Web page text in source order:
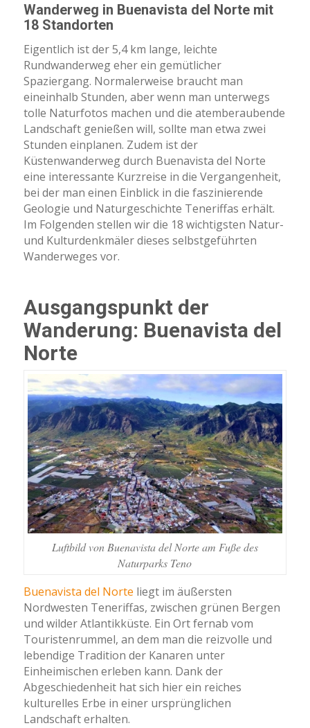
Wanderweg in Buenavista del Norte mit
18 Standorten
Eigentlich ist der 5,4 km lange, leichte
Rundwanderweg eher ein gemütlicher
Spaziergang. Normalerweise braucht man
eineinhalb Stunden, aber wenn man unterwegs
tolle Naturfotos machen und die atemberaubende
Landschaft genießen will, sollte man etwa zwei
Stunden einplanen. Zudem ist der
Küstenwanderweg durch Buenavista del Norte
eine interessante Kurzreise in die Vergangenheit,
bei der man einen Einblick in die faszinierende
Geologie und Naturgeschichte Teneriffas erhält.
Im Folgenden stellen wir die 18 wichtigsten Natur-
und Kulturdenkmäler dieses selbstgeführten
Wanderweges vor.
Ausgangspunkt der
Wanderung: Buenavista del
Norte
Luftbild von Buenavista del Norte am Fuße des
Naturparks Teno
Buenavista del Norte liegt im äußersten
Nordwesten Teneriffas, zwischen grünen Bergen
und wilder Atlantikküste. Ein Ort fernab vom
Touristenrummel, an dem man die reizvolle und
lebendige Tradition der Kanaren unter
Einheimischen erleben kann. Dank der
Abgeschiedenheit hat sich hier ein reiches
kulturelles Erbe in einer ursprünglichen
Landschaft erhalten.